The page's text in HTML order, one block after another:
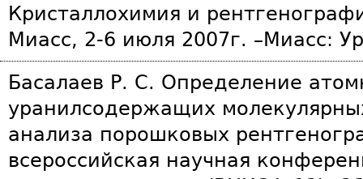
Кристаллохимия и
Миасс, 2-6 июля 2007г. –Миасс:
Басалаев Р. С. Определение
уранилcодержащих
анализа порошковых
всероссийская научная